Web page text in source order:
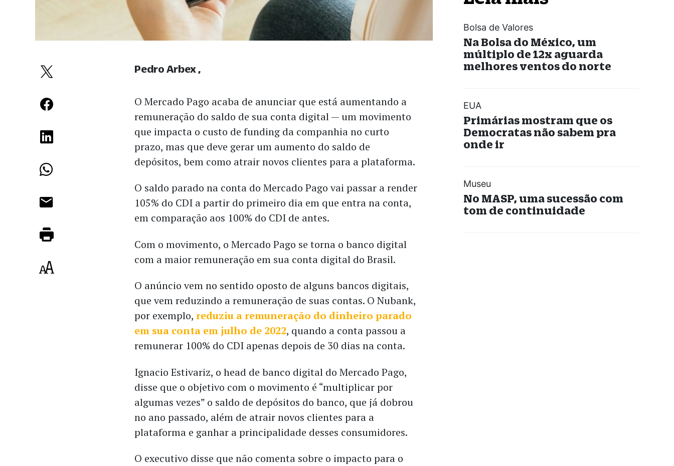
O Mercado Pago acaba de anunciar que está aumentando a
remuneração do saldo de sua conta digital — um movimento
que impacta o custo de funding da companhia no curto
prazo, mas que deve gerar um aumento do saldo de
depósitos, bem como atrair novos clientes para a plataforma.
O saldo parado na conta do Mercado Pago vai passar a render
105% do CDI a partir do primeiro dia em que entra na conta,
em comparação aos 100% do CDI de antes.
Com o movimento, o Mercado Pago se torna o banco digital
com a maior remuneração em sua conta digital do Brasil.
O anúncio vem no sentido oposto de alguns bancos digitais,
que vem reduzindo a remuneração de suas contas. O Nubank,
por exemplo,reduziu a remuneração do dinheiro parado
em sua conta em julho de 2022, quando a conta passou a
remunerar 100% do CDI apenas depois de 30 dias na conta.
Ignacio Estivariz, o head de banco digital do Mercado Pago,
disse que o objetivo com o movimento é “multiplicar por
algumas vezes” o saldo de depósitos do banco, que já dobrou
no ano passado, além de atrair novos clientes para a
plataforma e ganhar a principalidade desses consumidores.
O executivo disse que não comenta sobre o impacto para o
Pedro Arbex
Bolsa de Valores
Na Bolsa do México, um
múltiplo de 12x aguarda
melhores ventos do norte
EUA
Primárias mostram que os
Democratas não sabem pra
onde ir
Museu
No MASP, uma sucessão com
tom de continuidade